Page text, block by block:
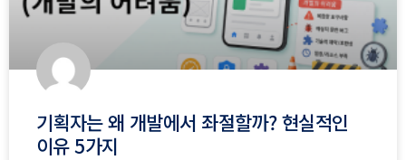
기획자는 왜 개발에서 좌절할까? 현실적인
이유 5가지